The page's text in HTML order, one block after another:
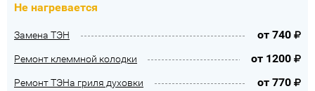
Не нагревается
Замена ТЭН от 740
Ремонт клеммной колодки от 1200
Ремонт ТЭНа гриля духовки от 770